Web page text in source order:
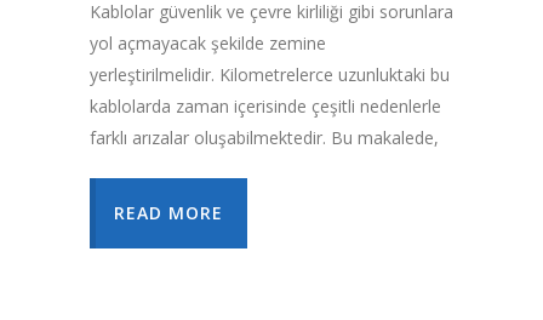
Kablolar güvenlik ve çevre kirliliği gibi sorunlara
yol açmayacak şekilde zemine
yerleştirilmelidir. Kilometrelerce uzunluktaki bu
kablolarda zaman içerisinde çeşitli nedenlerle
farklı arızalar oluşabilmektedir. Bu makalede,
READ MORE